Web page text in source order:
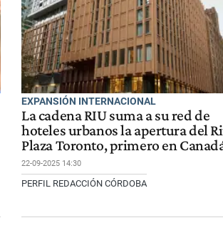
EXPANSIÓN INTERNACIONAL
La cadena RIU suma a su red de
hoteles urbanos la apertura del
Plaza Toronto, primero en
22-09-2025 14:30
PERFIL REDACCIÓN CÓRDOBA